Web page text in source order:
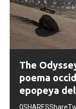
The
poema
epopeya